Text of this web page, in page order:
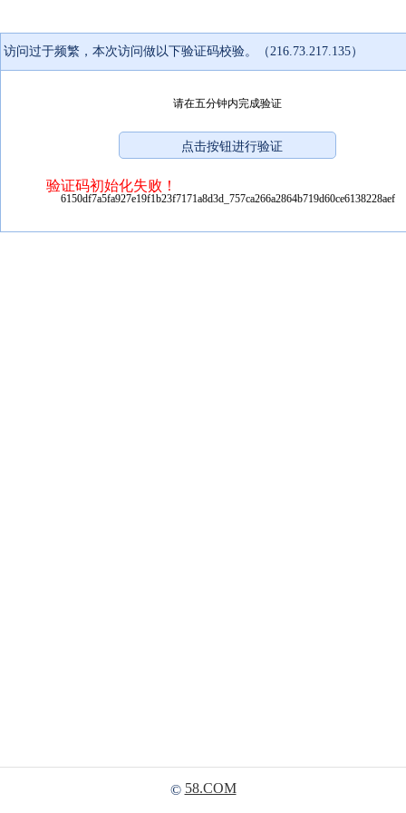
访问过于频繁，本次访问做以下验证码校验。（216.73.217.135）
请在五分钟内完成验证
验证码初始化失败！
6150df7a5fa927e19f1b23f7171a8d3d_757ca266a2864b719d60ce6138228aef
© 58.COM